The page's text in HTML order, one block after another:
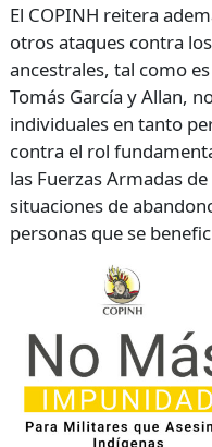
El COPINH reitera
otros ataques contra
ancestrales, tal como
Tomás García y Allan,
individuales en tanto
contra el rol
las Fuerzas Armadas
situaciones de
personas que se